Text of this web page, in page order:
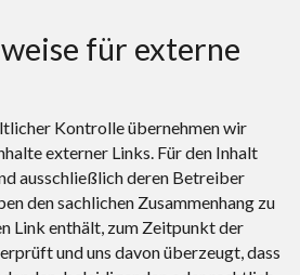
für externe
Kontrolle übernehmen wir
externer Links. Für den Inhalt
ausschließlich deren Betreiber
den sachlichen Zusammenhang zu
Link enthält, zum Zeitpunkt der
und uns davon überzeugt, dass